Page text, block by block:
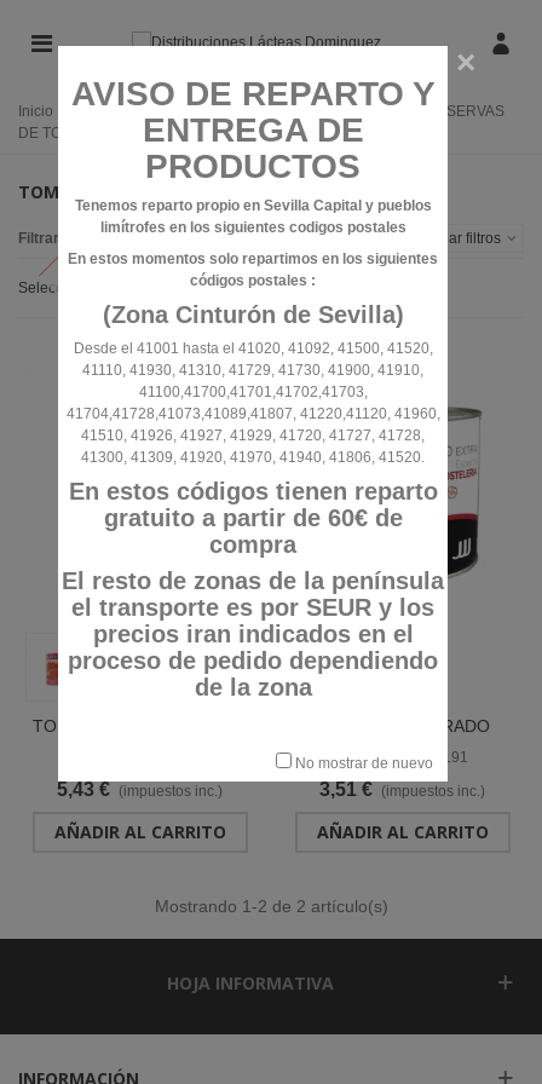
Inicio
CONSERVAS
DE TOMATE
TOMATE NATURAL TRITURADO
TOMATE NATURAL TRITURADO
Filtrar por Alternar filtros
Seleccionar
TOMATE TRITURADO NAT.
5,43 € (impuestos inc.)
AÑADIR AL CARRITO
TOMATE TRITURADO
EXTRA ESP. HOST. LATA
Referencia: 653191
3,51 € (impuestos inc.)
AÑADIR AL CARRITO
Mostrando 1-2 de 2 artículo(s)
HOJA INFORMATIVA
INFORMACIÓN
×
AVISO DE REPARTO Y
ENTREGA DE
PRODUCTOS
Tenemos reparto propio en Sevilla Capital y pueblos
limítrofes en los siguientes codigos postales
En estos momentos solo repartimos en los siguientes
códigos postales :
(Zona Cinturón de Sevilla)
Desde el 41001 hasta el 41020, 41092, 41500, 41520,
41110, 41930, 41310, 41729, 41730, 41900, 41910,
41100,41700,41701,41702,41703,
41704,41728,41073,41089,41807, 41220,41120, 41960,
41510, 41926, 41927, 41929, 41720, 41727, 41728,
41300, 41309, 41920, 41970, 41940, 41806, 41520.
En estos códigos tienen reparto
gratuito a partir de 60€ de
compra
El resto de zonas de la península
el transporte es por SEUR y los
precios iran indicados en el
proceso de pedido dependiendo
de la zona
No mostrar de nuevo